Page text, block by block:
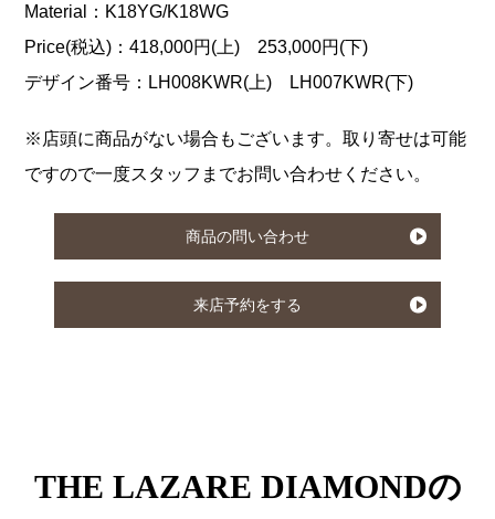
Material：K18YG/K18WG
Price(税込)：418,000円(上) 253,000円(下)
デザイン番号：LH008KWR(上) LH007KWR(下)
※店頭に商品がない場合もございます。取り寄せは可能
ですので一度スタッフまでお問い合わせください。
商品の問い合わせ
来店予約をする
THE LAZARE DIAMONDの